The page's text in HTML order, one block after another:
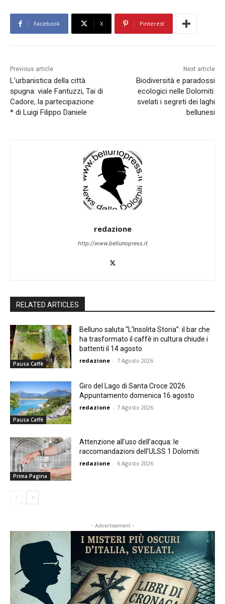
Facebook X Pinterest
Previous article
L’urbanistica della città
spugna: viale Fantuzzi, Tai di
Cadore, la partecipazione
* di Luigi Filippo Daniele
Next article
Biodiversità e paradossi
ecologici nelle Dolomiti:
svelati i segreti dei laghi
bellunesi
redazione
http://www.bellunopress.it
RELATED ARTICLES
Pausa Caffè
Belluno saluta “L’Insolita Storia”: il bar che
ha trasformato il caffè in cultura chiude i
battenti il 14 agosto
redazione - 7 Agosto 2026
Pausa Caffè
Giro del Lago di Santa Croce 2026.
Appuntamento domenica 16 agosto
redazione - 7 Agosto 2026
Prima Pagina
Attenzione all’uso dell’acqua: le
raccomandazioni dell’ULSS 1 Dolomiti
redazione - 6 Agosto 2026
- Advertisement -